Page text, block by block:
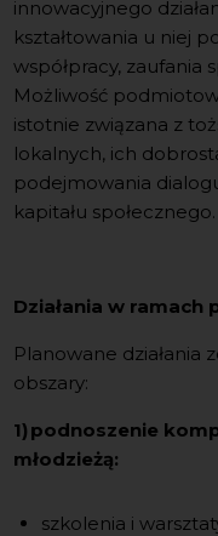
innowacyjnego
kształtowania u niej
współpracy, zaufania
Możliwość
istotnie związana z
lokalnych, ich
podejmowania
kapitału społecznego.
Działania w ramach
Planowane działania
obszary:
1) podnoszenie
młodzieżą:
szkolenia i